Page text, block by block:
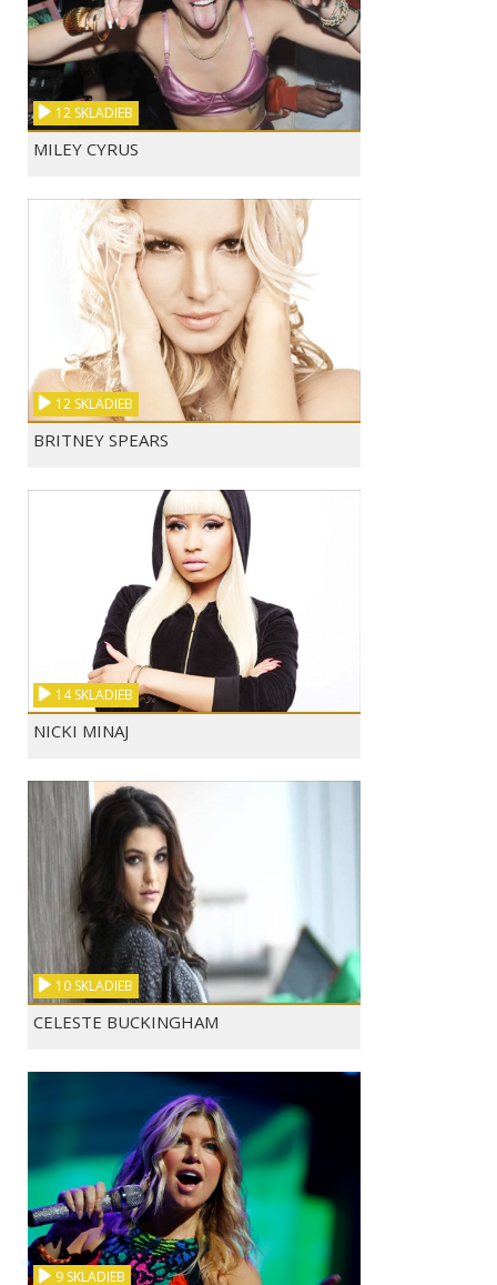
MAROON 5 - MAPS ADELE - SKYFALL
PIANO GUYS - CELLO ...
LET IT GO - INDIA M...
12 SKLADIEB
MILEY CYRUS
12 SKLADIEB
BRITNEY SPEARS
14 SKLADIEB
NICKI MINAJ
10 SKLADIEB
CELESTE BUCKINGHAM
9 SKLADIEB